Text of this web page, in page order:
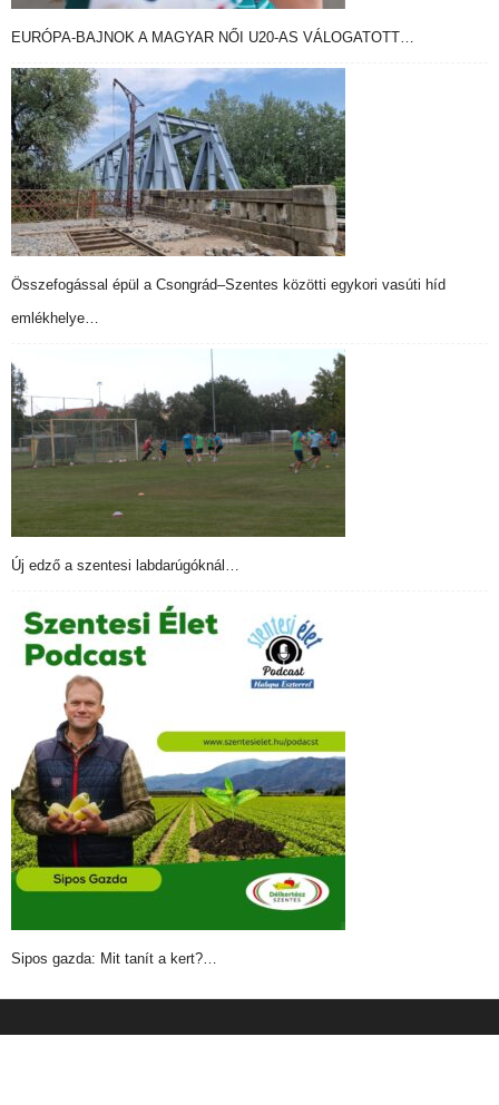
EURÓPA-BAJNOK A MAGYAR NŐI U20-AS VÁLOGATOTT…
Összefogással épül a Csongrád–Szentes közötti egykori vasúti híd
emlékhelye…
Új edző a szentesi labdarúgóknál…
Sipos gazda: Mit tanít a kert?…